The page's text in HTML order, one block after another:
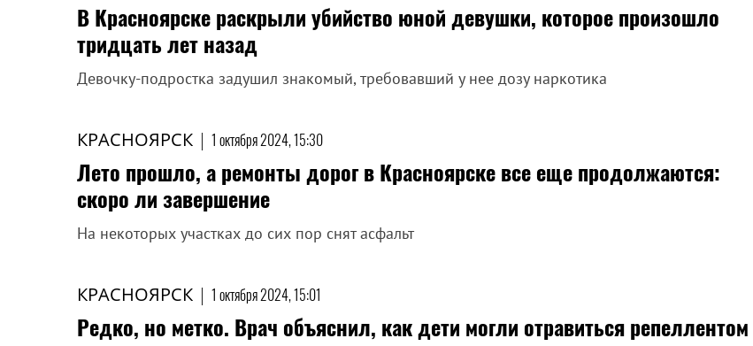
В Красноярске раскрыли убийство юной девушки, которое произошло
тридцать лет назад
Девочку-подростка задушил знакомый, требовавший у нее дозу наркотика
КРАСНОЯРСК | 1 октября 2024, 15:30
Лето прошло, а ремонты дорог в Красноярске все еще продолжаются:
скоро ли завершение
На некоторых участках до сих пор снят асфальт
КРАСНОЯРСК | 1 октября 2024, 15:01
Редко, но метко. Врач объяснил, как дети могли отравиться репеллентом